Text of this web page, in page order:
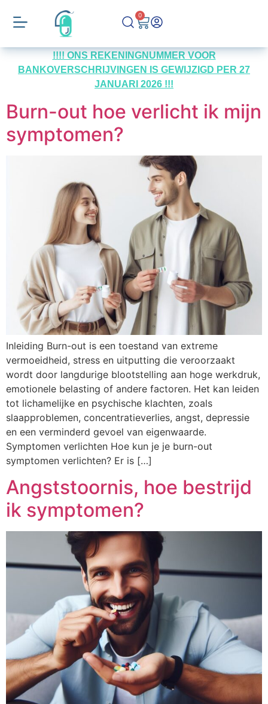
0
!!!! ONS REKENINGNUMMER VOOR
BANKOVERSCHRIJVINGEN IS GEWIJZIGD PER 27
JANUARI 2026 !!!
Burn-out hoe verlicht ik mijn
symptomen?
Inleiding Burn-out is een toestand van extreme
vermoeidheid, stress en uitputting die veroorzaakt
wordt door langdurige blootstelling aan hoge werkdruk,
emotionele belasting of andere factoren. Het kan leiden
tot lichamelijke en psychische klachten, zoals
slaapproblemen, concentratieverlies, angst, depressie
en een verminderd gevoel van eigenwaarde.
Symptomen verlichten Hoe kun je je burn-out
symptomen verlichten? Er is […]
Angststoornis, hoe bestrijd
ik symptomen?